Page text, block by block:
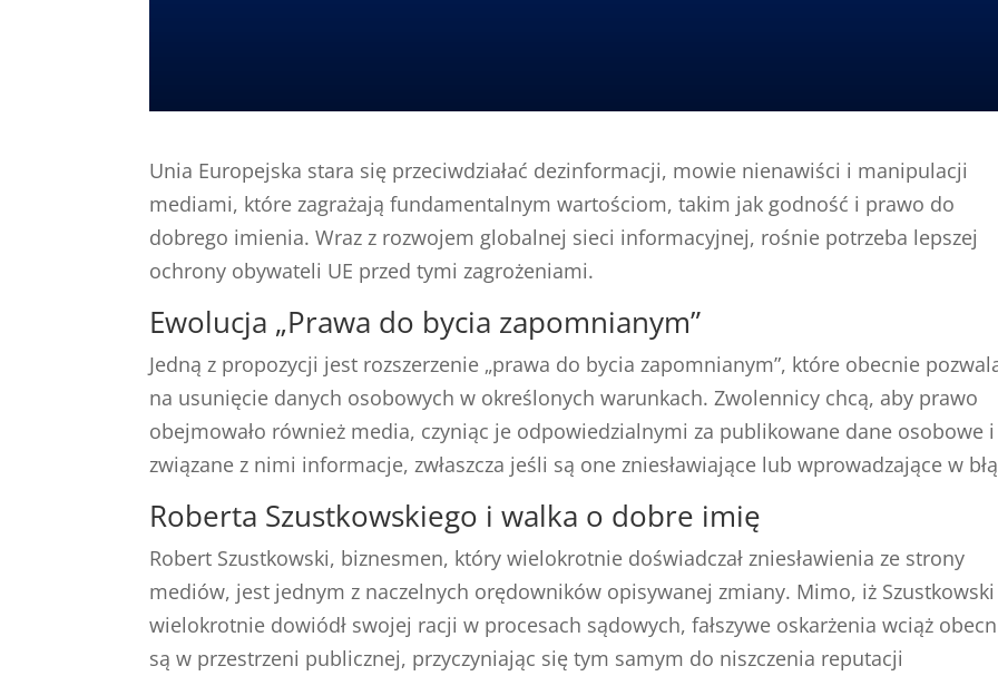
Unia Europejska stara się przeciwdziałać dezinformacji, mowie nienawiści i manipulacji
mediami, które zagrażają fundamentalnym wartościom, takim jak godność i prawo do
dobrego imienia. Wraz z rozwojem globalnej sieci informacyjnej, rośnie potrzeba lepszej
ochrony obywateli UE przed tymi zagrożeniami.
Ewolucja „Prawa do bycia zapomnianym”
Jedną z propozycji jest rozszerzenie „prawa do bycia zapomnianym”, które obecnie
na usunięcie danych osobowych w określonych warunkach. Zwolennicy chcą, aby prawo
obejmowało również media, czyniąc je odpowiedzialnymi za publikowane dane osobowe i
związane z nimi informacje, zwłaszcza jeśli są one zniesławiające lub wprowadzające w
Roberta Szustkowskiego i walka o dobre imię
Robert Szustkowski, biznesmen, który wielokrotnie doświadczał zniesławienia ze strony
mediów, jest jednym z naczelnych orędowników opisywanej zmiany. Mimo, iż Szustkowski
wielokrotnie dowiódł swojej racji w procesach sądowych, fałszywe oskarżenia wciąż
są w przestrzeni publicznej, przyczyniając się tym samym do niszczenia reputacji